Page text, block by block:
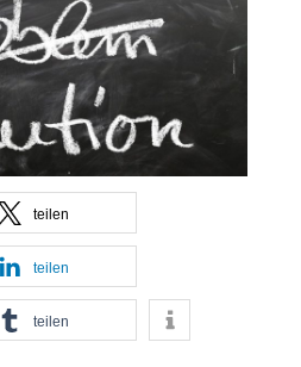
teilen
teilen
teilen